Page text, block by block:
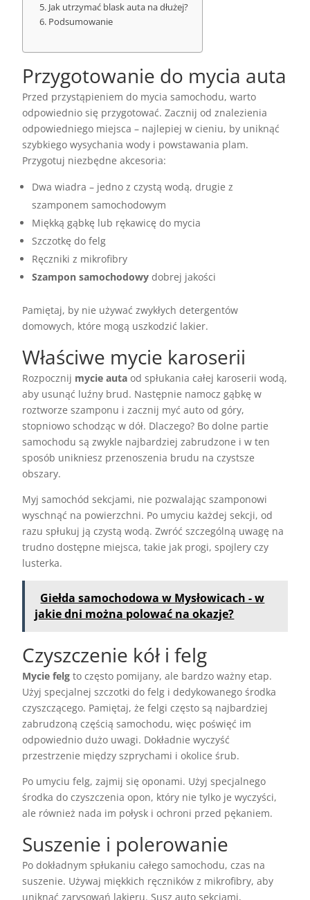
Jak utrzymać blask auta na dłużej?
Podsumowanie
Przygotowanie do mycia auta
Przed przystąpieniem do mycia samochodu, warto
odpowiednio się przygotować. Zacznij od znalezienia
odpowiedniego miejsca – najlepiej w cieniu, by uniknąć
szybkiego wysychania wody i powstawania plam.
Przygotuj niezbędne akcesoria:
Dwa wiadra – jedno z czystą wodą, drugie z
szamponem samochodowym
Miękką gąbkę lub rękawicę do mycia
Szczotkę do felg
Ręczniki z mikrofibry
Szampon samochodowy dobrej jakości
Pamiętaj, by nie używać zwykłych detergentów
domowych, które mogą uszkodzić lakier.
Właściwe mycie karoserii
Rozpocznij mycie auta od spłukania całej karoserii wodą,
aby usunąć luźny brud. Następnie namocz gąbkę w
roztworze szamponu i zacznij myć auto od góry,
stopniowo schodząc w dół. Dlaczego? Bo dolne partie
samochodu są zwykle najbardziej zabrudzone i w ten
sposób unikniesz przenoszenia brudu na czystsze
obszary.
Myj samochód sekcjami, nie pozwalając szamponowi
wyschnąć na powierzchni. Po umyciu każdej sekcji, od
razu spłukuj ją czystą wodą. Zwróć szczególną uwagę na
trudno dostępne miejsca, takie jak progi, spojlery czy
lusterka.
Giełda samochodowa w Mysłowicach - w
jakie dni można polować na okazje?
Czyszczenie kół i felg
Mycie felg to często pomijany, ale bardzo ważny etap.
Użyj specjalnej szczotki do felg i dedykowanego środka
czyszczącego. Pamiętaj, że felgi często są najbardziej
zabrudzoną częścią samochodu, więc poświęć im
odpowiednio dużo uwagi. Dokładnie wyczyść
przestrzenie między szprychami i okolice śrub.
Po umyciu felg, zajmij się oponami. Użyj specjalnego
środka do czyszczenia opon, który nie tylko je wyczyści,
ale również nada im połysk i ochroni przed pękaniem.
Suszenie i polerowanie
Po dokładnym spłukaniu całego samochodu, czas na
suszenie. Używaj miękkich ręczników z mikrofibry, aby
uniknąć zarysowań lakieru. Susz auto sekcjami,